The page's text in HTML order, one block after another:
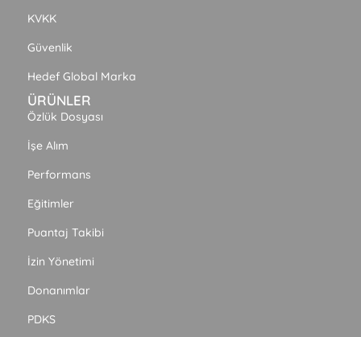
KVKK
Güvenlik
Hedef Global Marka
ÜRÜNLER
Özlük Dosyası
İşe Alım
Performans
Eğitimler
Puantaj Takibi
İzin Yönetimi
Donanımlar
PDKS